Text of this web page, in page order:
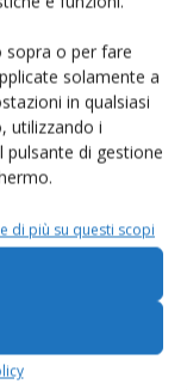
sopra o per fare
solamente a
in qualsiasi
utilizzando i
pulsante di gestione
di più su questi scopi
Matteo Panini.
Ferrari,
Paolo Benedusi.
Francesco Ar­
del